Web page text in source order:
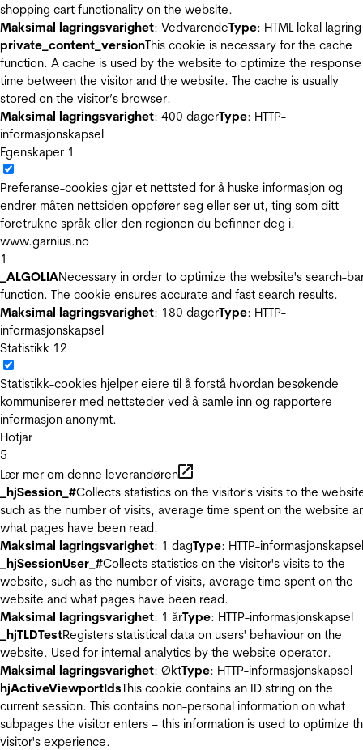
shopping cart functionality on the website.
Maksimal lagringsvarighet: VedvarendeType: HTML lokal lagring
private_content_versionThis cookie is necessary for the cache
function. A cache is used by the website to optimize the response
time between the visitor and the website. The cache is usually
stored on the visitor’s browser.
Maksimal lagringsvarighet: 400 dagerType: HTTP-
informasjonskapsel
Egenskaper 1
Preferanse-cookies gjør et nettsted for å huske informasjon og
endrer måten nettsiden oppfører seg eller ser ut, ting som ditt
foretrukne språk eller den regionen du befinner deg i.
www.garnius.no
1
_ALGOLIANecessary in order to optimize the website's search-
function. The cookie ensures accurate and fast search results.
Maksimal lagringsvarighet: 180 dagerType: HTTP-
informasjonskapsel
Statistikk 12
Statistikk-cookies hjelper eiere til å forstå hvordan besøkende
kommuniserer med nettsteder ved å samle inn og rapportere
informasjon anonymt.
Hotjar
5
Lær mer om denne leverandøren
_hjSession_#Collects statistics on the visitor's visits to the
such as the number of visits, average time spent on the website
what pages have been read.
Maksimal lagringsvarighet: 1 dagType: HTTP-informasjonskapsel
_hjSessionUser_#Collects statistics on the visitor's visits to the
website, such as the number of visits, average time spent on the
website and what pages have been read.
Maksimal lagringsvarighet: 1 årType: HTTP-informasjonskapsel
_hjTLDTestRegisters statistical data on users' behaviour on the
website. Used for internal analytics by the website operator.
Maksimal lagringsvarighet: ØktType: HTTP-informasjonskapsel
hjActiveViewportIdsThis cookie contains an ID string on the
current session. This contains non-personal information on what
subpages the visitor enters – this information is used to optimize
visitor's experience.